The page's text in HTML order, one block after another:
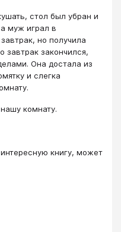
стол был убран и
муж играл в
но получила
завтрак закончился,
Она достала из
и слегка
комнату.
книгу, может